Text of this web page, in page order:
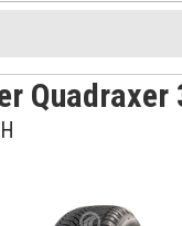
Quadraxer